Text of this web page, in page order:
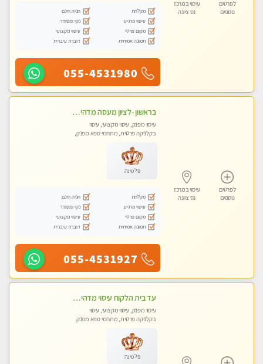
לפרטים
נוספים
עיסוי במרכז
נס ציונה
מקלחת
חניה חינם
עיסוי מרגיע
נקי ומסודר
מקום פרטי
עיסוי מקצועי
תמונה אמיתית
דוברת עיברית
055-4531980
לפרטים
נוספים
עיסוי במרכז
נס ציונה
בראשון -לציון מעסה מדהימה ביותר בתל אביב ומומלץ לחלוטין! פרטי! ​​​​​​ Highly recommended
עיסוי מפנק, עיסוי מקצועי, עיסוי
בקלניקה פרטית, מתחמי ספא מפנק,
פלטינה
מקלחת
חניה חינם
עיסוי מרגיע
נקי ומסודר
מקום פרטי
עיסוי מקצועי
תמונה אמיתית
דוברת עיברית
055-4531927
עד בית הלקוח עיסוי מדהים מפנק מקצועי ומרגיע !!
עיסוי מפנק, עיסוי מקצועי, עיסוי
בקלניקה פרטית, מתחמי ספא מפנק
פלטינה